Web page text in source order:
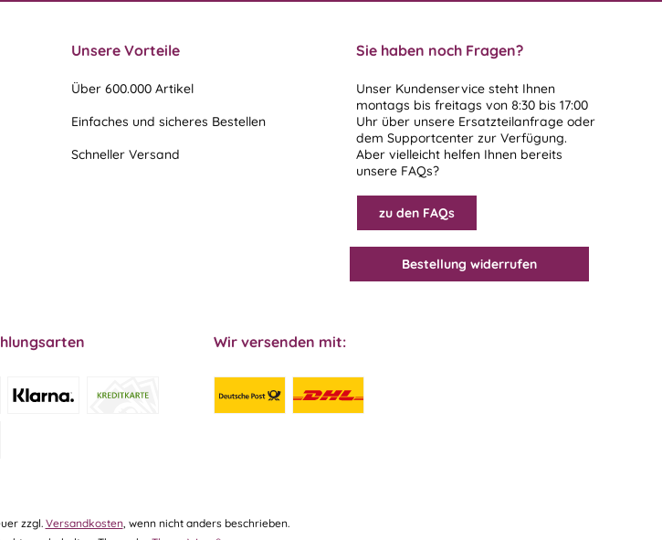
Unsere Vorteile
Über 600.000 Artikel
Einfaches und sicheres Bestellen
Schneller Versand
Sie haben noch Fragen?
Unser Kundenservice steht Ihnen
montags bis freitags von 8:30 bis 17:00
Uhr über unsere Ersatzteilanfrage oder
dem Supportcenter zur Verfügung.
Aber vielleicht helfen Ihnen bereits
unsere FAQs?
zu den FAQs
Bestellung widerrufen
Wir versenden mit:
zzgl.Versandkosten, wenn nicht anders beschrieben.